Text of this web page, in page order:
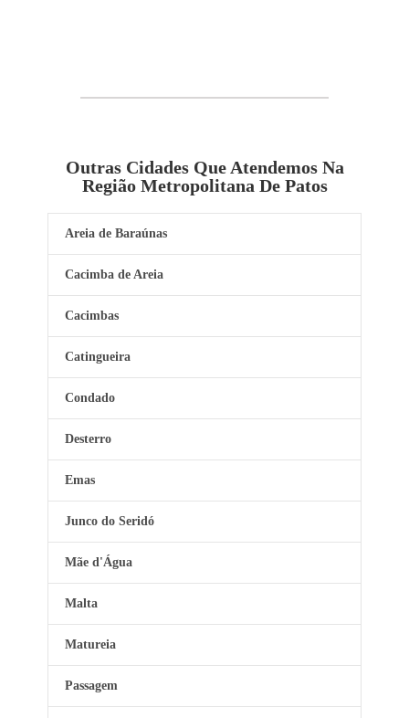
Outras Cidades Que Atendemos Na
Região Metropolitana De Patos
Areia de Baraúnas
Cacimba de Areia
Cacimbas
Catingueira
Condado
Desterro
Emas
Junco do Seridó
Mãe d'Água
Malta
Matureia
Passagem